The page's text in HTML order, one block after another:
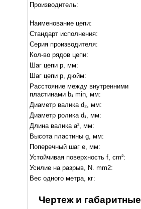
Производитель:
Наименование цепи:
Стандарт исполнения:
Серия производителя:
Кол-во рядов цепи:
Шаг цепи p, мм:
Шаг цепи p, дюйм:
Расстояние между внутренними
пластинами b₁ min, мм:
Диаметр валика d₂, мм:
Диаметр ролика d₁, мм:
Длина валика a², мм:
Высота пластины g, мм:
Поперечный шаг e, мм:
Устойчивая поверхность f, cm²:
Усилие на разрыв, N. mm2:
Вес одного метра, кг:
Чертеж и